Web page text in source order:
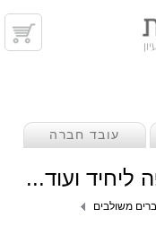
עובד חברה
ועוד...
משולבים